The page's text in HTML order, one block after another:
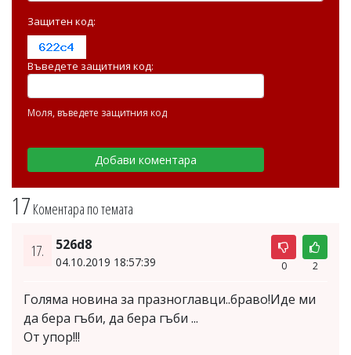
17 Коментара по темата
17. 526d8
04.10.2019 18:57:39 0 2
Голяма новина за празноглавци..браво!Иде ми
да бера гъби, да бера гъби ...
От упор!!!
Защитен код:
Въведете защитния код:
Моля, въведете защитния код